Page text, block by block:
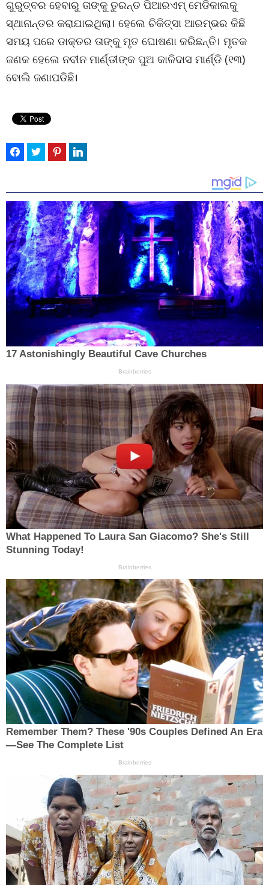
ଗୁରୁତ୍ବର ହେବାରୁ ତାଙ୍କୁ ତୁରନ୍ତ ପିଆରଏମ୍ ମେଡିକାଲକୁ
ସ୍ଥାନାନ୍ତର କରାଯାଇଥିଲା। ହେଲେ ଚିକିତ୍ସା ଆରମ୍ଭର କିଛି
ସମୟ ପରେ ଡାକ୍ତର ତାଙ୍କୁ ମୃତ ଘୋଷଣା କରିଛନ୍ତି। ମୃତକ
ଜଣକ ହେଲେ ନବୀନ ମାର୍ଣ୍ଡୀଙ୍କ ପୁଅ କାଳିଦାସ ମାର୍ଣ୍ଡି (୧୩)
ବୋଲି ଜଣାପଡିଛି।